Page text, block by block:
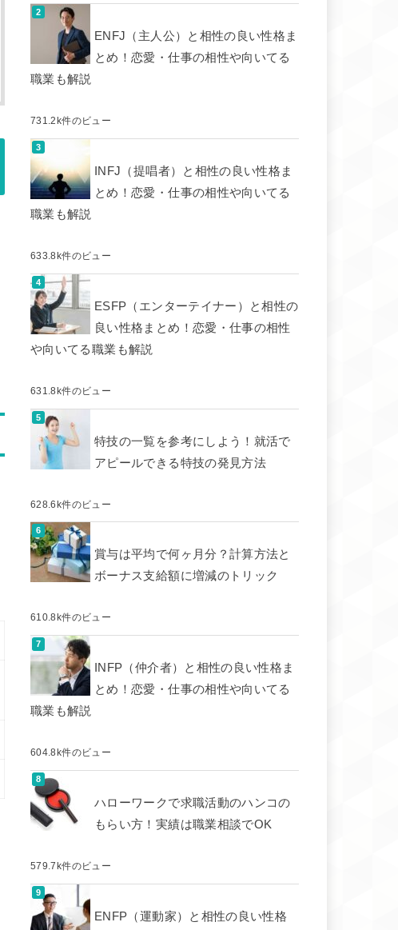
ENFJ（主人公）と相性の良い性格ま
とめ！恋愛・仕事の相性や向いてる
職業も解説
731.2k件のビュー
INFJ（提唱者）と相性の良い性格ま
とめ！恋愛・仕事の相性や向いてる
職業も解説
633.8k件のビュー
ESFP（エンターテイナー）と相性の
良い性格まとめ！恋愛・仕事の相性
や向いてる職業も解説
631.8k件のビュー
特技の一覧を参考にしよう！就活で
アピールできる特技の発見方法
628.6k件のビュー
賞与は平均で何ヶ月分？計算方法と
ボーナス支給額に増減のトリック
610.8k件のビュー
INFP（仲介者）と相性の良い性格ま
とめ！恋愛・仕事の相性や向いてる
職業も解説
604.8k件のビュー
ハローワークで求職活動のハンコの
もらい方！実績は職業相談でOK
579.7k件のビュー
ENFP（運動家）と相性の良い性格